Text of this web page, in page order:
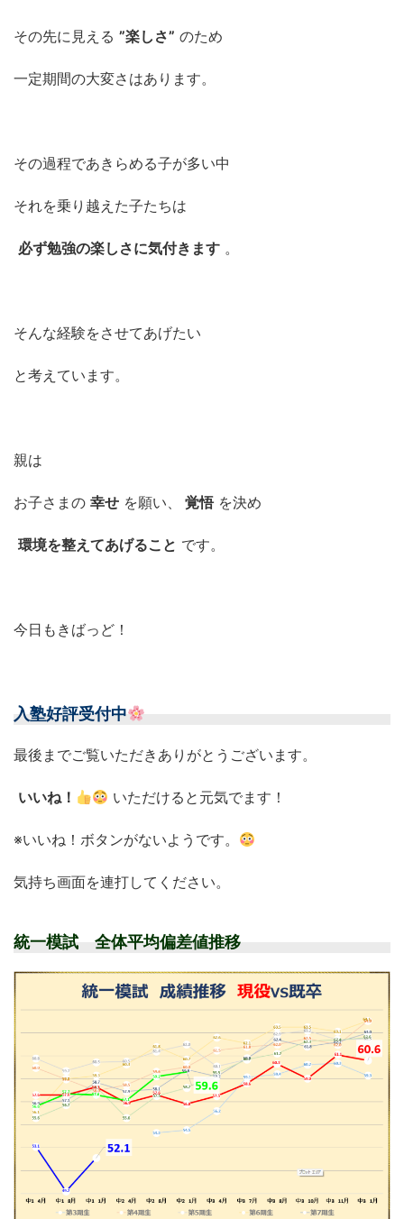
その先に見える ”楽しさ” のため
一定期間の大変さはあります。
その過程であきらめる子が多い中
それを乗り越えた子たちは
必ず勉強の楽しさに気付きます 。
そんな経験をさせてあげたい
と考えています。
親は
お子さまの 幸せ を願い、 覚悟 を決め
環境を整えてあげること です。
今日もきばっど！
入塾好評受付中
最後までご覧いただきありがとうございます。
いいね！ いただけると元気でます！
※いいね！ボタンがないようです。
気持ち画面を連打してください。
統一模試 全体平均偏差値推移